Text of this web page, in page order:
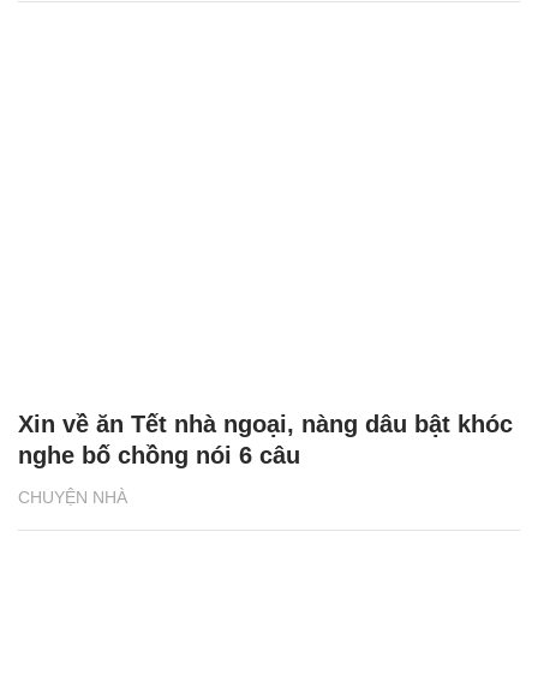
CHUYỆN NHÀ
Xin về ăn Tết nhà ngoại, nàng dâu bật khóc
nghe bố chồng nói 6 câu